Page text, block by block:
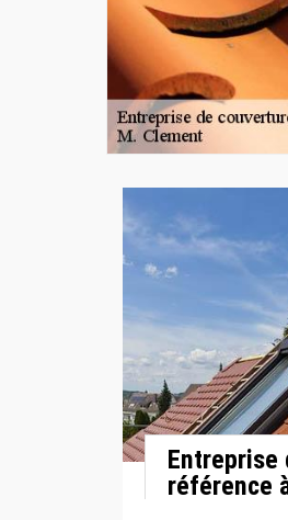
Entreprise
référence